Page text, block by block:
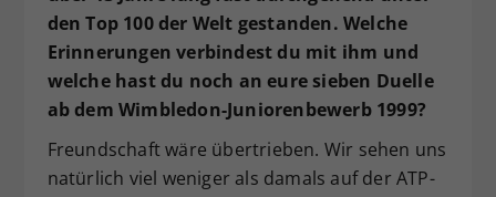
den Top 100 der Welt gestanden. Welche
Erinnerungen verbindest du mit ihm und
welche hast du noch an eure sieben Duelle
ab dem Wimbledon-Juniorenbewerb 1999?
Freundschaft wäre übertrieben. Wir sehen uns
natürlich viel weniger als damals auf der ATP-